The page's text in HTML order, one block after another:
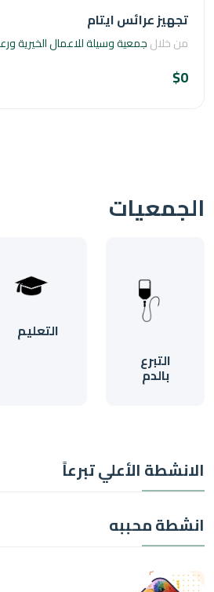
عرائس ايتام
جمعية وسيلة للاعمال الخيرية ورعاية الايتام
التعليم
الأعلي تبرعاً
محببه